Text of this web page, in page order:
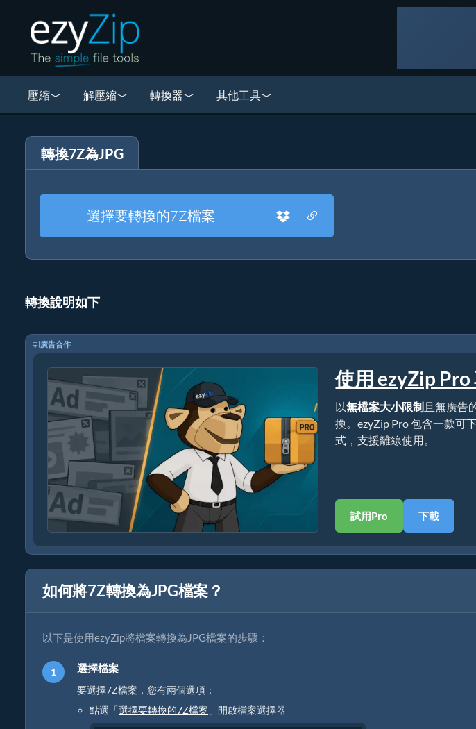
壓縮 解壓縮 轉換器 其他工具
轉換7Z為JPG
選擇要轉換的7Z檔案
轉換說明如下
廣告合作
使用 ezyZip Pro
以無檔案大小限制且無廣告
換。ezyZip Pro 包含一款可
式，支援離線使用。
試用Pro 下載
如何將7Z轉換為JPG檔案？
以下是使用ezyZip將檔案轉換為JPG檔案的步驟：
選擇檔案
要選擇7Z檔案，您有兩個選項：
點選「選擇要轉換的7Z檔案 」開啟檔案選擇器